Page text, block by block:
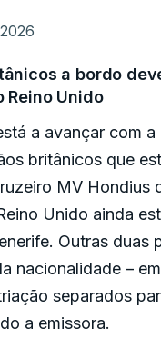
a bordo
Reino Unido
a avançar com
britânicos que
MV Hondius
Unido ainda
Outras duas
nacionalidade –
separados
a emissora.